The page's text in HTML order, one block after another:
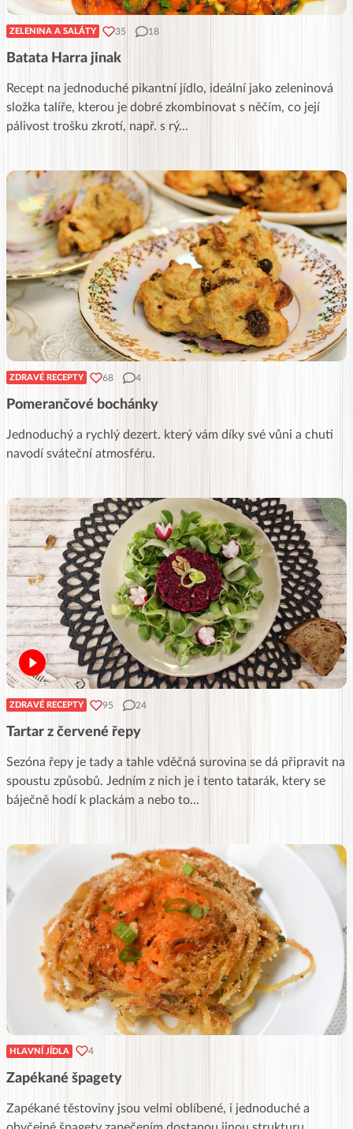
ZELENINA A SALÁTY 35 18
Batata Harra jinak
Recept na jednoduché pikantní jídlo, ideální jako zeleninová
složka talíře, kterou je dobré zkombinovat s něčím, co její
pálivost trošku zkrotí, např. s rý...
ZDRAVÉ RECEPTY 68 4
Pomerančové bochánky
Jednoduchý a rychlý dezert. který vám díky své vůni a chuti
navodí sváteční atmosféru.
ZDRAVÉ RECEPTY 95 24
Tartar z červené řepy
Sezóna řepy je tady a tahle vděčná surovina se dá připravit na
spoustu způsobů. Jedním z nich je i tento tatarák, ktery se
báječně hodí k plackám a nebo to...
HLAVNÍ JÍDLA 4
Zapékané špagety
Zapékané těstoviny jsou velmi oblíbené, i jednoduché a